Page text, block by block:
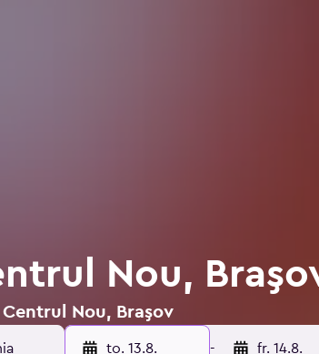
Nou,
Nou, Braşov
to. 13.8. - fr. 14.8.